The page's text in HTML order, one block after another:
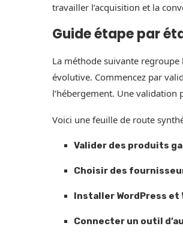
travailler l’acquisition et la
Guide étape par
La méthode suivante
évolutive. Commencez par
l’hébergement. Une validation
Voici une feuille de route
Valider des produits
Choisir des
Installer WordPress et
Connecter un outil